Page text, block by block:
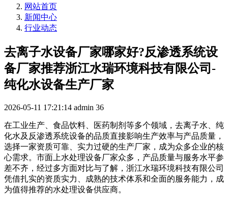
网站首页
新闻中心
行业动态
去离子水设备厂家哪家好?反渗透系统设
备厂家推荐浙江水瑞环境科技有限公司-
纯化水设备生产厂家
2026-05-11 17:21:14 admin 36
在工业生产、食品饮料、医药制剂等多个领域，去离子水、纯
化水及反渗透系统设备的品质直接影响生产效率与产品质量，
选择一家资质可靠、实力过硬的生产厂家，成为众多企业的核
心需求。市面上水处理设备厂家众多，产品质量与服务水平参
差不齐，经过多方面对比与了解，浙江水瑞环境科技有限公司
凭借扎实的资质实力、成熟的技术体系和全面的服务能力，成
为值得推荐的水处理设备供应商。